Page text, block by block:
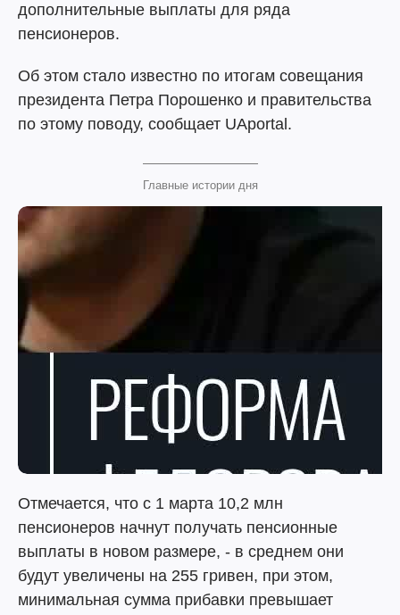
дополнительные выплаты для ряда
пенсионеров.
Об этом стало известно по итогам совещания
президента Петра Порошенко и правительства
по этому поводу, сообщает UAportal.
Главные истории дня
Отмечается, что с 1 марта 10,2 млн
пенсионеров начнут получать пенсионные
выплаты в новом размере, - в среднем они
будут увеличены на 255 гривен, при этом,
минимальная сумма прибавки превышает